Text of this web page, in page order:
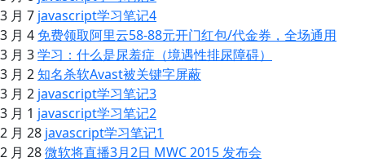
3 月 7 javascript学习笔记4
3 月 4 免费领取阿里云58-88元开门红包/代金券，全场通用
3 月 3学习：什么是尿羞症（境遇性排尿障碍）
3 月 2知名杀软Avast被关键字屏蔽
3 月 2 javascript学习笔记3
3 月 1 javascript学习笔记2
2 月 28 javascript学习笔记1
2 月 28微软将直播3月2日 MWC 2015 发布会